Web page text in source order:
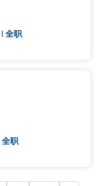
全职
全职